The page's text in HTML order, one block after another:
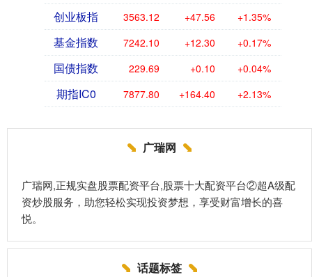
创业板指 3563.12 +47.56 +1.35%
基金指数 7242.10 +12.30 +0.17%
国债指数 229.69 +0.10 +0.04%
期指IC0 7877.80 +164.40 +2.13%
广瑞网
广瑞网,正规实盘股票配资平台,股票十大配资平台②超A级配
资炒股服务，助您轻松实现投资梦想，享受财富增长的喜
悦。
话题标签